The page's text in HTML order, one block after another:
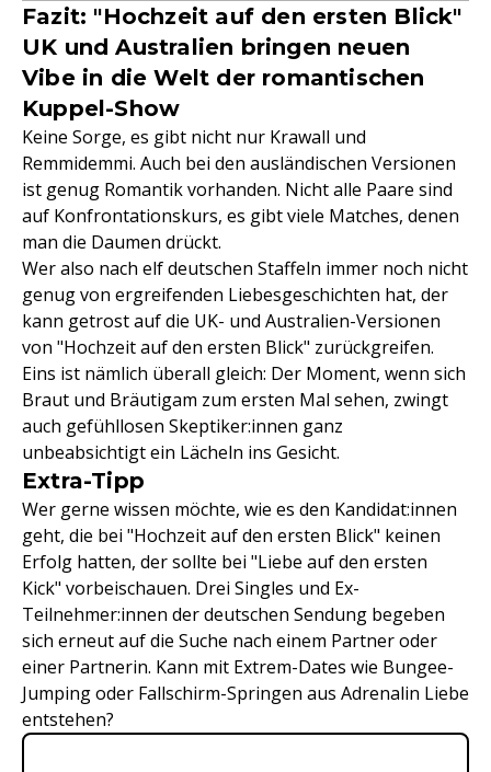
Fazit: "Hochzeit auf den ersten Blick"
UK und Australien bringen neuen
Vibe in die Welt der romantischen
Kuppel-Show
Keine Sorge, es gibt nicht nur Krawall und
Remmidemmi. Auch bei den ausländischen Versionen
ist genug Romantik vorhanden. Nicht alle Paare sind
auf Konfrontationskurs, es gibt viele Matches, denen
man die Daumen drückt.
Wer also nach elf deutschen Staffeln immer noch nicht
genug von ergreifenden Liebesgeschichten hat, der
kann getrost auf die UK- und Australien-Versionen
von "Hochzeit auf den ersten Blick" zurückgreifen.
Eins ist nämlich überall gleich: Der Moment, wenn sich
Braut und Bräutigam zum ersten Mal sehen, zwingt
auch gefühllosen Skeptiker:innen ganz
unbeabsichtigt ein Lächeln ins Gesicht.
Extra-Tipp
Wer gerne wissen möchte, wie es den Kandidat:innen
geht, die bei "Hochzeit auf den ersten Blick" keinen
Erfolg hatten, der sollte bei "Liebe auf den ersten
Kick" vorbeischauen. Drei Singles und Ex-
Teilnehmer:innen der deutschen Sendung begeben
sich erneut auf die Suche nach einem Partner oder
einer Partnerin. Kann mit Extrem-Dates wie Bungee-
Jumping oder Fallschirm-Springen aus Adrenalin Liebe
entstehen?